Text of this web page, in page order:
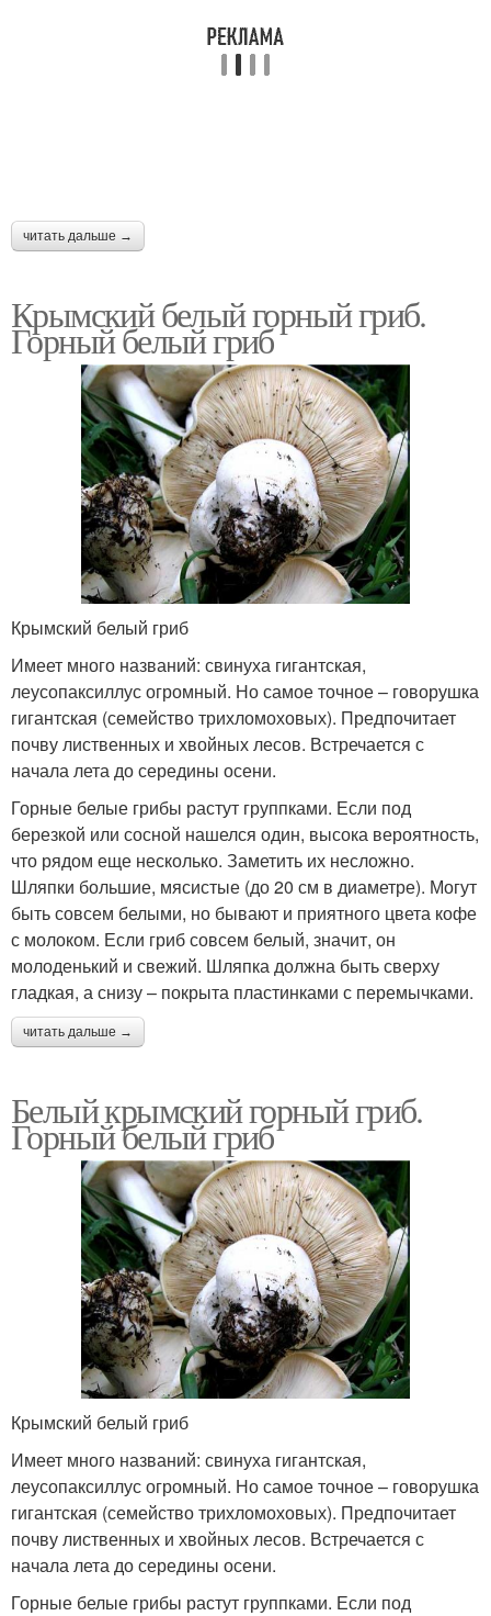
читать дальше →
Крымский белый горный гриб.
Горный белый гриб
Крымский белый гриб
Имеет много названий: свинуха гигантская,
леусопаксиллус огромный. Но самое точное – говорушка
гигантская (семейство трихломоховых). Предпочитает
почву лиственных и хвойных лесов. Встречается с
начала лета до середины осени.
Горные белые грибы растут группками. Если под
березкой или сосной нашелся один, высока вероятность,
что рядом еще несколько. Заметить их несложно.
Шляпки большие, мясистые (до 20 см в диаметре). Могут
быть совсем белыми, но бывают и приятного цвета кофе
с молоком. Если гриб совсем белый, значит, он
молоденький и свежий. Шляпка должна быть сверху
гладкая, а снизу – покрыта пластинками с перемычками.
читать дальше →
Белый крымский горный гриб.
Горный белый гриб
Крымский белый гриб
Имеет много названий: свинуха гигантская,
леусопаксиллус огромный. Но самое точное – говорушка
гигантская (семейство трихломоховых). Предпочитает
почву лиственных и хвойных лесов. Встречается с
начала лета до середины осени.
Горные белые грибы растут группками. Если под